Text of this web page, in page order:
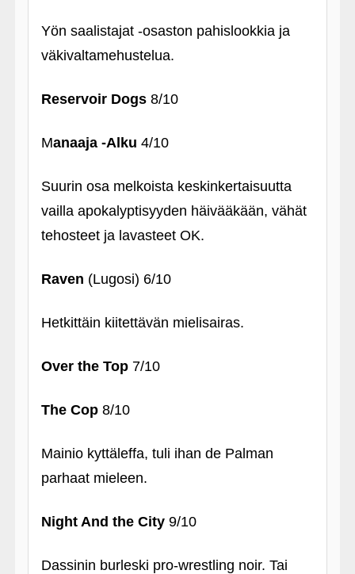
Yön saalistajat ‑osaston pahislookkia ja
väkivaltamehustelua.
Reservoir Dogs8/10
Manaaja ‑Alku 4/10
Suurin osa melkoista keskinkertaisuutta
vailla apokalyptisyyden häivääkään, vähät
tehosteet ja lavasteet OK.
Raven (Lugosi) 6/10
Hetkittäin kiitettävän mielisairas.
Over the Top 7/10
The Cop8/10
Mainio kyttäleffa, tuli ihan de Palman
parhaat mieleen.
Night And the City 9/10
Dassinin burleski pro-wrestling noir. Tai